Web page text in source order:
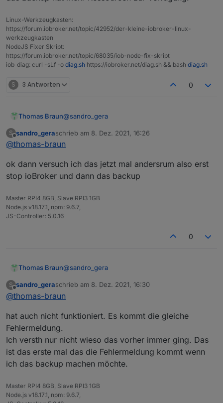
Linux-Werkzeugkasten:
https://forum.iobroker.net/topic/42952/der-kleine-iobroker-linux-
werkzeugkasten
NodeJS Fixer Skript:
https://forum.iobroker.net/topic/68035/iob-node-fix-skript
iob_diag: curl -sLf -o diag.sh https://iobroker.net/diag.sh && bash diag.sh
S 3 Antworten 0
Thomas Braun@sandro_gera
Hast du nicht von update/upgrade gesprochen?
Aber auf vor einem Backup kannst du den
kein Brot mehr und das Backup hat mehr
Ressourcen zur Verfügung.
S
Offline
sandro_geraschrieb am 8. Dez. 2021, 16:26
zuletzt editiert von
@thomas-braun
ok dann versuch ich das jetzt mal andersrum also erst
stop ioBroker und dann das backup
Master RPI4 8GB, Slave RPI3 1GB
Node.js v18.17.1, npm: 9.6.7,
JS-Controller: 5.0.16
0
Thomas Braun@sandro_gera
Hast du nicht von update/upgrade gesprochen?
Aber auf vor einem Backup kannst du den
kein Brot mehr und das Backup hat mehr
S
Offline
sandro_geraschrieb am 8. Dez. 2021, 16:30
zuletzt editiert von
@thomas-braun
hat auch nicht funktioniert. Es kommt die gleiche
Fehlermeldung.
Ich versth nur nicht wieso das vorher immer ging. Das
ist das erste mal das die Fehlermeldung kommt wenn
ich das backup machen möchte.
Master RPI4 8GB, Slave RPI3 1GB
Node.js v18.17.1, npm: 9.6.7,